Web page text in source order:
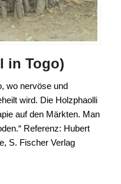
in Togo)
wo nervöse und
wird. Die Holzphaolli
auf den Märkten. Man
Referenz: Hubert
S. Fischer Verlag